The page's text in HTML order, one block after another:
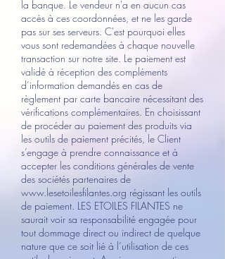
la banque. Le vendeur n'a en aucun cas
accès à ces coordonnées, et ne les garde
pas sur ses serveurs. C'est pourquoi elles
vous sont redemandées à chaque nouvelle
transaction sur notre site. Le paiement est
validé à réception des compléments
d’information demandés en cas de
règlement par carte bancaire nécessitant des
vérifications complémentaires. En choisissant
de procéder au paiement des produits via
les outils de paiement précités, le Client
s’engage à prendre connaissance et à
accepter les conditions générales de vente
des sociétés partenaires de
www.lesetoilesfilantes.org régissant les outils
de paiement. LES ETOILES FILANTES ne
saurait voir sa responsabilité engagée pour
tout dommage direct ou indirect de quelque
nature que ce soit lié à l’utilisation de ces